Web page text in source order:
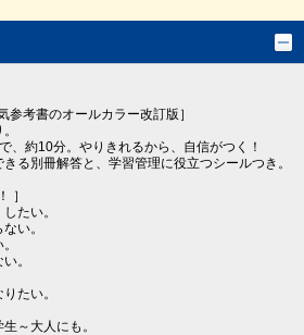
参考書のオールカラー改訂版］
、約10分。やりきれるから、自信がつく！
る別冊解答と、学習管理に役立つシールつき。
］
たい。
い。
。
たい。
～大人にも。